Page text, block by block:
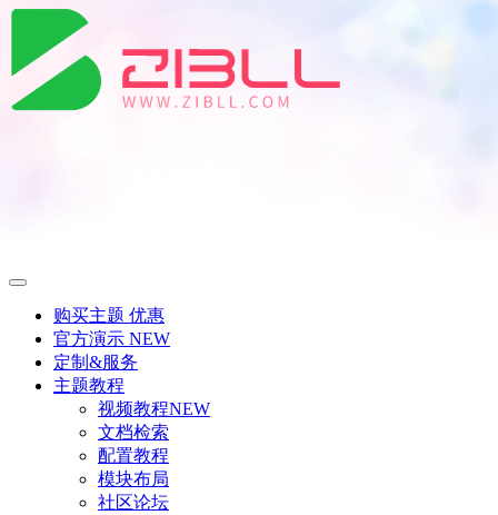
购买主题 优惠
官方演示 NEW
定制&服务
主题教程
视频教程NEW
文档检索
配置教程
模块布局
社区论坛